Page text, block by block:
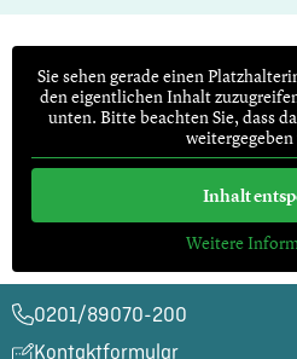
Sie sehen gerade einen
den eigent­li­chen Inhalt
unten. Bitte beachten Sie, dass
Inhalt
Weitere
0201/89070-200​
Kontaktformular